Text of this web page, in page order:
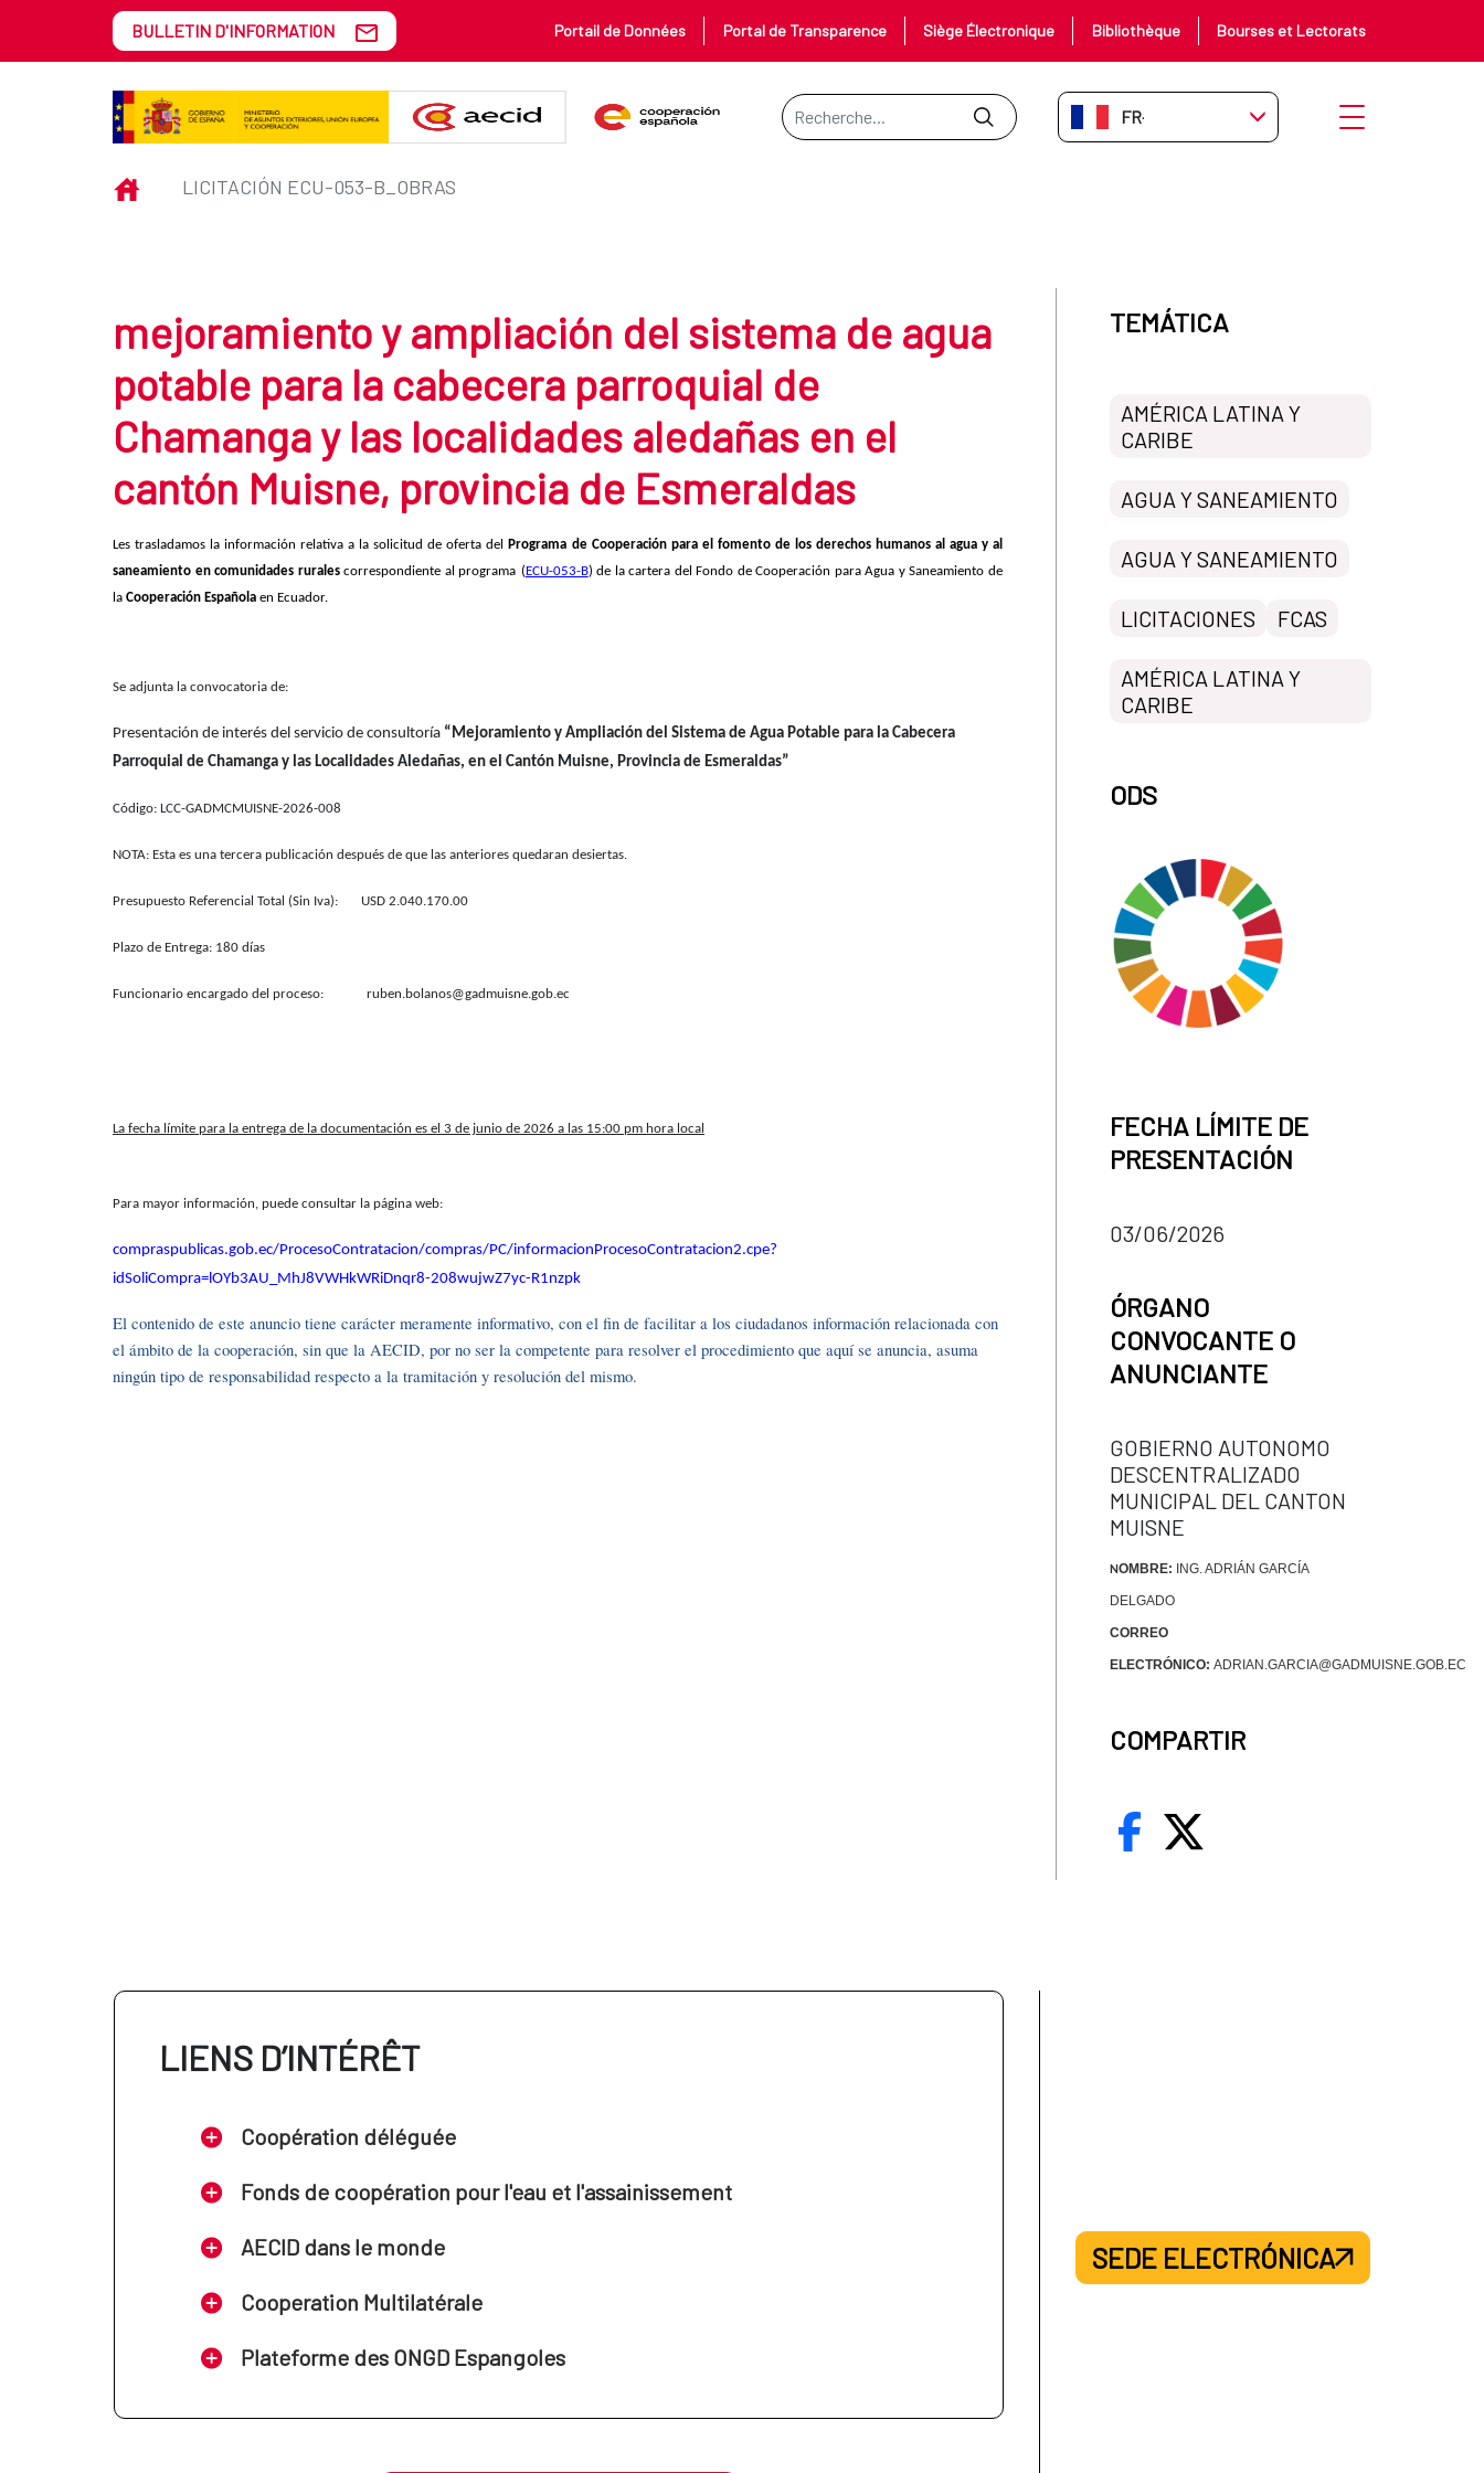
Saut au contenu principal
Licitación ECU-053-B_obras
BULLETIN D'INFORMATION Portail de Données Portal de Transparence Siège Électronique Bibliothèque Bourses et Lectorats
Barre de recherche
FR-FR Ouvrir le menu
INICIOLICITACIÓN ECU-053-B_OBRAS
mejoramiento y ampliación del sistema de agua
potable para la cabecera parroquial de
Chamanga y las localidades aledañas en el
cantón Muisne, provincia de Esmeraldas
Les trasladamos la información relativa a la solicitud de oferta del
Programa de Cooperación para el fomento de los derechos humanos al agua y al
saneamiento en comunidades ruralescorrespondiente al programa (ECU-053-B) de la cartera del Fondo de Cooperación para Agua y Saneamiento de
la Cooperación Española en Ecuador.
Se adjunta la convocatoria de:
Presentación de interés del servicio de consultoría “Mejoramiento y Ampliación del Sistema de Agua Potable para la Cabecera
Parroquial de Chamanga y las Localidades Aledañas, en el Cantón Muisne, Provincia de Esmeraldas”
Código: LCC-GADMCMUISNE-2026-008
NOTA: Esta es una tercera publicación después de que las anteriores quedaran desiertas.
Presupuesto Referencial Total (Sin Iva): USD 2.040.170.00
Plazo de Entrega: 180 días
Funcionario encargado del proceso: ruben.bolanos@gadmuisne.gob.ec
La fecha límite para la entrega de la documentación es el 3 de junio de 2026 a las 15:00 pm hora local
Para mayor información, puede consultar la página web:
compraspublicas.gob.ec/ProcesoContratacion/compras/PC/informacionProcesoContratacion2.cpe?
idSoliCompra=lOYb3AU_MhJ8VWHkWRiDnqr8-208wujwZ7yc-R1nzpk
El contenido de este anuncio tiene carácter meramente informativo, con el fin de facilitar a los ciudadanos información relacionada con
el ámbito de la cooperación, sin que la AECID, por no ser la competente para resolver el procedimiento que aquí se anuncia, asuma
ningún tipo de responsabilidad respecto a la tramitación y resolución del mismo.
TEMÁTICA
AMÉRICA LATINA Y
CARIBE
AGUA Y SANEAMIENTO
AGUA Y SANEAMIENTO
LICITACIONES FCAS
AMÉRICA LATINA Y
CARIBE
ODS
FECHA LÍMITE DE
PRESENTACIÓN
03/06/2026
ÓRGANO
CONVOCANTE O
ANUNCIANTE
GOBIERNO AUTONOMO
DESCENTRALIZADO
MUNICIPAL DEL CANTON
MUISNE
NOMBRE: ING. ADRIÁN GARCÍA
DELGADO
CORREO
ELECTRÓNICO: ADRIAN.GARCIA@GADMUISNE.GOB.EC
COMPARTIR
LIENS D’INTÉRÊT
Coopération déléguée
Fonds de coopération pour l'eau et l'assainissement
AECID dans le monde
Cooperation Multilatérale
Plateforme des ONGD Espangoles
SEDE ELECTRÓNICA